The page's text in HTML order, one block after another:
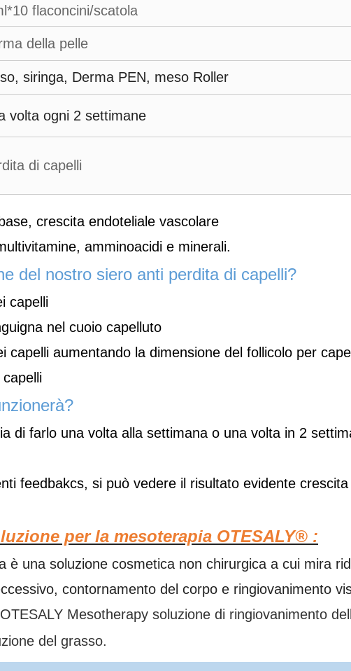
flaconcini/scatola
della pelle
siringa, Derma PEN, meso Roller
volta ogni 2 settimane
di capelli
crescita endoteliale vascolare
amminoacidi e minerali.
del nostro siero anti perdita di capelli?
capelli
nel cuoio capelluto
capelli aumentando la dimensione del follicolo per
di farlo una volta alla settimana o una volta in 2
feedbakcs, si può vedere il risultato evidente
per la mesoterapia OTESALY® :
è una soluzione cosmetica non chirurgica a cui mira
contornamento del corpo e ringiovanimento
Mesotherapy soluzione di ringiovanimento
del grasso.